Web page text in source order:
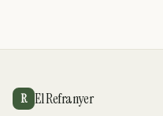
R El Refranyer